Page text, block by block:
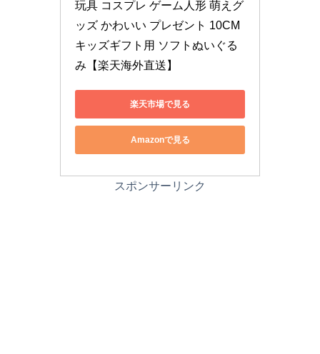
玩具 コスプレ ゲーム人形 萌えグ
ッズ かわいい プレゼント 10CM
キッズギフト用 ソフトぬいぐる
み【楽天海外直送】
楽天市場で見る
Amazonで見る
スポンサーリンク